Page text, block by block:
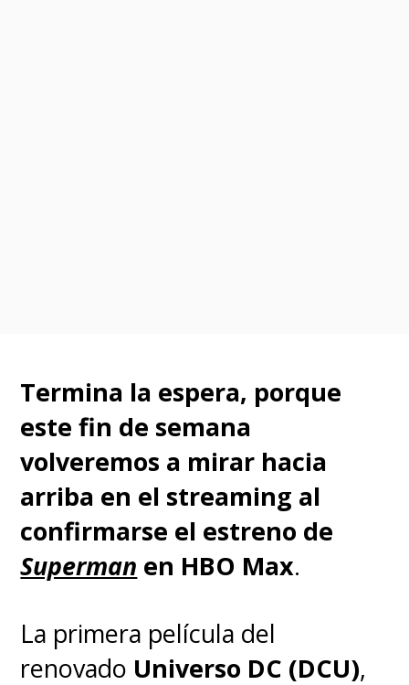
Termina la espera, porque
este fin de semana
volveremos a mirar hacia
arriba en el streaming al
confirmarse el estreno de
Superman en HBO Max.
La primera película del
renovado Universo DC (DCU),